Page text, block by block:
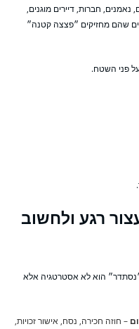
חברות, דיירים מוגנים,
שהם מחזיקים ״פצצה קטנה״
השטח.
רגע ולחשוב
הוא לא אסטרטגיה אלא
חוזה חכירה, נסח, אישור זכויות,